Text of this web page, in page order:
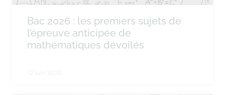
Bac 2026 : les premiers sujets de
l’épreuve anticipée de
mathématiques dévoilés